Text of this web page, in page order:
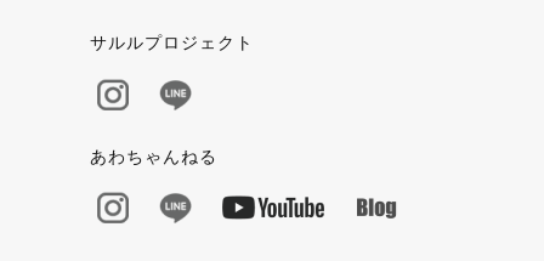
サルルプロジェクト
あわちゃんねる